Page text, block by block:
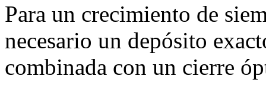
Para un crecimiento de
necesario un depósito
combinada con un cierre